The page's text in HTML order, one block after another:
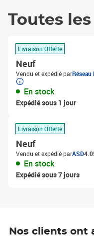
Toutes
Livraison Offerte
Neuf
Vendu et expédié parRéseau
En stock
Expédié sous 1 jour
Livraison Offerte
Neuf
Vendu et expédié parASD
En stock
Expédié sous 7 jours
Nos clients ont